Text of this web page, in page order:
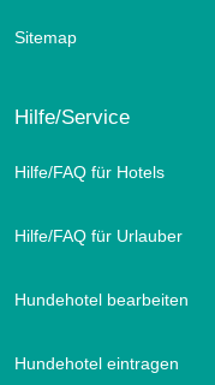
Sitemap
Hilfe/Service
Hilfe/FAQ für Hotels
Hilfe/FAQ für Urlauber
Hundehotel bearbeiten
Hundehotel eintragen